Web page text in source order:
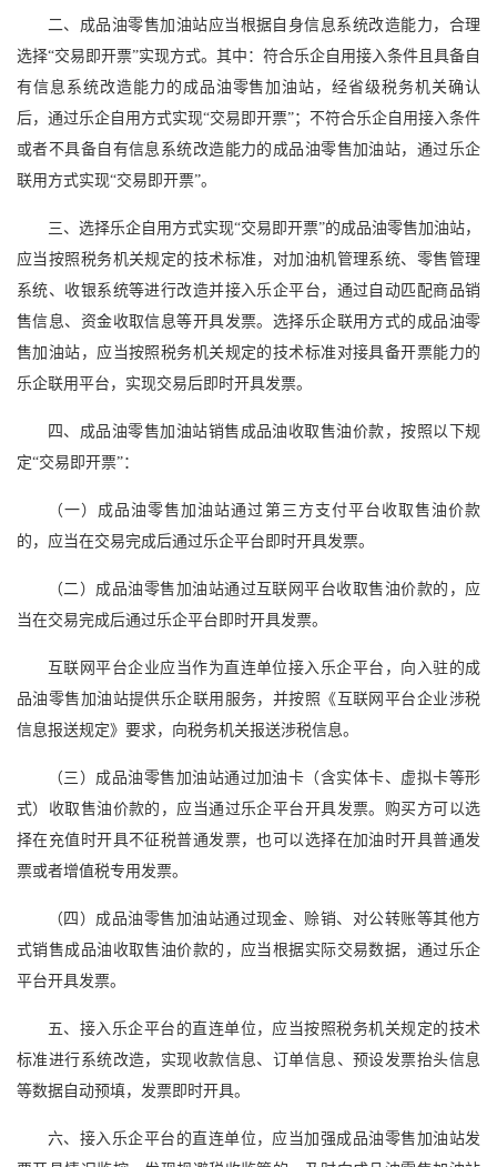
二、成品油零售加油站应当根据自身信息系统改造能力，合理
选择“交易即开票”实现方式。其中：符合乐企自用接入条件且具备自
有信息系统改造能力的成品油零售加油站，经省级税务机关确认
后，通过乐企自用方式实现“交易即开票”；不符合乐企自用接入条件
或者不具备自有信息系统改造能力的成品油零售加油站，通过乐企
联用方式实现“交易即开票”。
三、选择乐企自用方式实现“交易即开票”的成品油零售加油站，
应当按照税务机关规定的技术标准，对加油机管理系统、零售管理
系统、收银系统等进行改造并接入乐企平台，通过自动匹配商品销
售信息、资金收取信息等开具发票。选择乐企联用方式的成品油零
售加油站，应当按照税务机关规定的技术标准对接具备开票能力的
乐企联用平台，实现交易后即时开具发票。
四、成品油零售加油站销售成品油收取售油价款，按照以下规
定“交易即开票”：
（一）成品油零售加油站通过第三方支付平台收取售油价款
的，应当在交易完成后通过乐企平台即时开具发票。
（二）成品油零售加油站通过互联网平台收取售油价款的，应
当在交易完成后通过乐企平台即时开具发票。
互联网平台企业应当作为直连单位接入乐企平台，向入驻的成
品油零售加油站提供乐企联用服务，并按照《互联网平台企业涉税
信息报送规定》要求，向税务机关报送涉税信息。
（三）成品油零售加油站通过加油卡（含实体卡、虚拟卡等形
式）收取售油价款的，应当通过乐企平台开具发票。购买方可以选
择在充值时开具不征税普通发票，也可以选择在加油时开具普通发
票或者增值税专用发票。
（四）成品油零售加油站通过现金、赊销、对公转账等其他方
式销售成品油收取售油价款的，应当根据实际交易数据，通过乐企
平台开具发票。
五、接入乐企平台的直连单位，应当按照税务机关规定的技术
标准进行系统改造，实现收款信息、订单信息、预设发票抬头信息
等数据自动预填，发票即时开具。
六、接入乐企平台的直连单位，应当加强成品油零售加油站发